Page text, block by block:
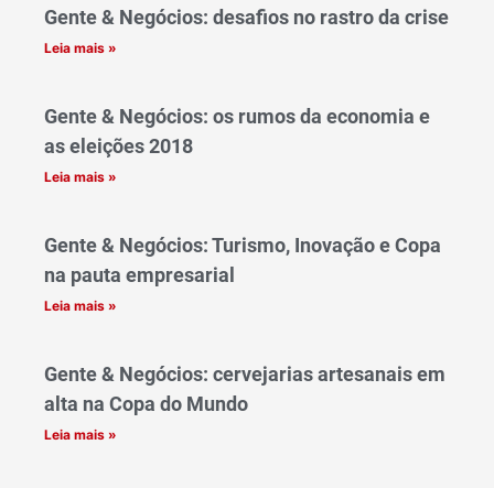
Gente & Negócios: desafios no rastro da crise
Leia mais »
Gente & Negócios: os rumos da economia e
as eleições 2018
Leia mais »
Gente & Negócios: Turismo, Inovação e Copa
na pauta empresarial
Leia mais »
Gente & Negócios: cervejarias artesanais em
alta na Copa do Mundo
Leia mais »